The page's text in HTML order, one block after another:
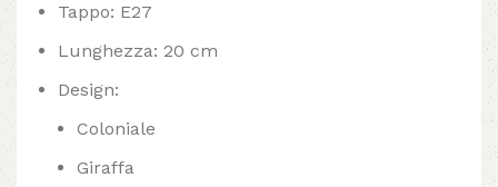
Tappo: E27
Lunghezza: 20 cm
Design:
Coloniale
Giraffa